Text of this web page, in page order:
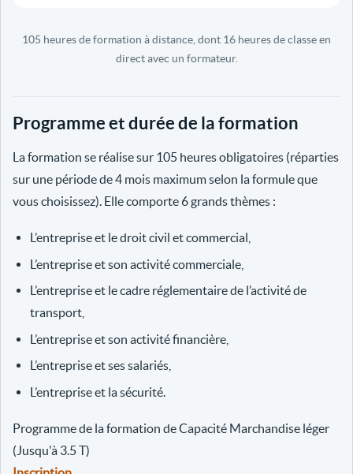
105 heures de formation à distance, dont 16 heures de classe en
direct avec un formateur.
Programme et durée de la formation
La formation se réalise sur 105 heures obligatoires (réparties
sur une période de 4 mois maximum selon la formule que
vous choisissez). Elle comporte 6 grands thèmes :
L’entreprise et le droit civil et commercial,
L’entreprise et son activité commerciale,
L’entreprise et le cadre réglementaire de l’activité de
transport,
L’entreprise et son activité financière,
L’entreprise et ses salariés,
L’entreprise et la sécurité.
Programme de la formation de Capacité Marchandise léger
(Jusqu'à 3.5 T)